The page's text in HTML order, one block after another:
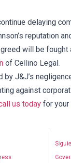
delaying
reputation
will be
of Cellino Legal.
J&J’s
against
us today for your